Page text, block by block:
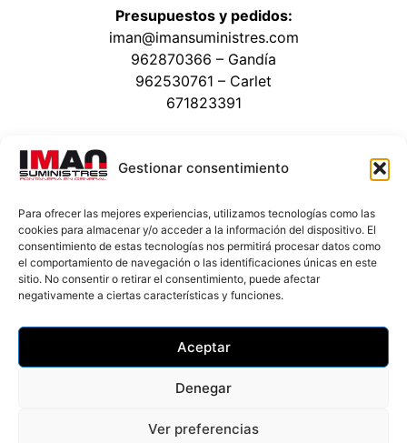
Gestionar consentimiento
Para ofrecer las mejores experiencias, utilizamos tecnologías como las
cookies para almacenar y/o acceder a la información del dispositivo. El
consentimiento de estas tecnologías nos permitirá procesar datos como
el comportamiento de navegación o las identificaciones únicas en este
sitio. No consentir o retirar el consentimiento, puede afectar
negativamente a ciertas características y funciones.
Aceptar
Denegar
Ver preferencias
Presupuestos y pedidos:
iman@imansuministres.com
962870366 – Gandía
962530761 – Carlet
671823391
Administración y contabilidad:
admin@imansuministres.com
Creado Por DigitalYa
Aviso legal Política de cookies